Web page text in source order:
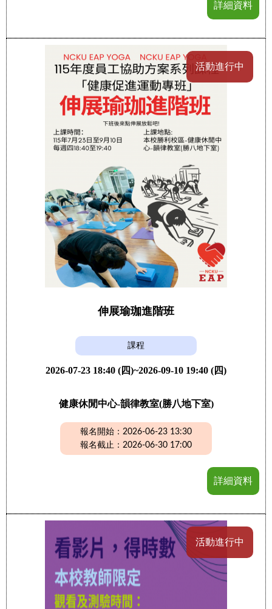
詳細資料
活動進行中
伸展瑜珈進階班
課程
2026-07-23 18:40 (四)~2026-09-10 19:40 (四)
健康休閒中心-韻律教室(勝八地下室)
報名開始：2026-06-23 13:30
報名截止：2026-06-30 17:00
詳細資料
活動進行中